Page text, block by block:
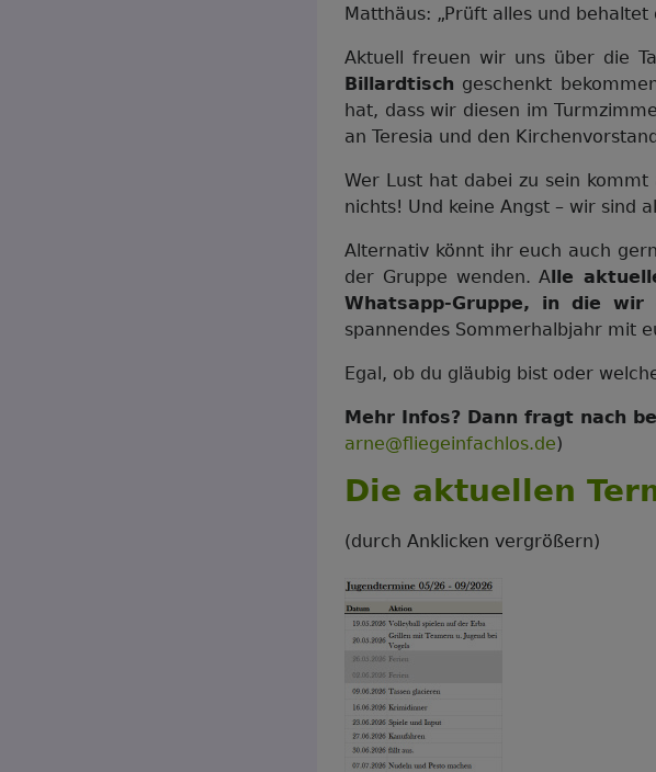
Matthäus: „Prüft alles und behaltet
Aktuell freuen wir uns über die
Billardtisch geschenkt
hat, dass wir diesen im
an Teresia und den
Wer Lust hat dabei zu sein
nichts! Und keine Angst – wir sind
Alternativ könnt ihr euch auch
der Gruppe wenden. Alle
Whatsapp-Gruppe, in die wir
spannendes Sommerhalbjahr mit
Egal, ob du gläubig bist oder
Mehr Infos? Dann fragt nach
arne@fliegeinfachlos.de)
Die aktuellen
(durch Anklicken vergrößern)